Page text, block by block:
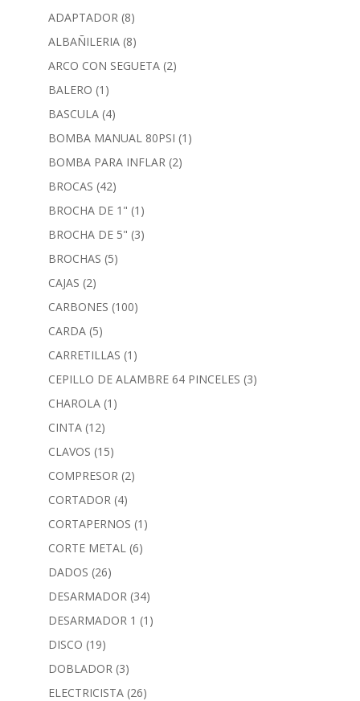
ADAPTADOR (8)
ALBAÑILERIA (8)
ARCO CON SEGUETA (2)
BALERO (1)
BASCULA (4)
BOMBA MANUAL 80PSI (1)
BOMBA PARA INFLAR (2)
BROCAS (42)
BROCHA DE 1" (1)
BROCHA DE 5" (3)
BROCHAS (5)
CAJAS (2)
CARBONES (100)
CARDA (5)
CARRETILLAS (1)
CEPILLO DE ALAMBRE 64 PINCELES (3)
CHAROLA (1)
CINTA (12)
CLAVOS (15)
COMPRESOR (2)
CORTADOR (4)
CORTAPERNOS (1)
CORTE METAL (6)
DADOS (26)
DESARMADOR (34)
DESARMADOR 1 (1)
DISCO (19)
DOBLADOR (3)
ELECTRICISTA (26)